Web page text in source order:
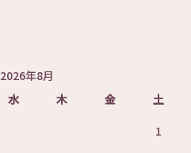
2026年8月
水 木 金
土
1